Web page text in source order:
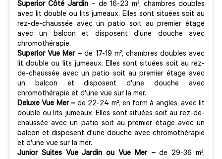
Superior Côté Jardin– de 16-23 m², chambres doubles
avec lit double ou lits jumeaux. Elles sont situées soit au
rez-de-chaussée avec un patio soit au premier étage
avec un balcon et disposent d'une douche avec
chromothérapie.
Superior Vue Mer – de 17-19 m², chambres doubles avec
lit double ou lits jumeaux. Elles sont situées soit au rez-
de-chaussée avec un patio soit au premier étage avec
un balcon et disposent d'une douche avec
chromothérapie et d'une vue sur la mer.
Deluxe Vue Mer –de 22-24 m², en form à angles, avec lit
double ou lits jumeaux. Elles sont situées soit au rez-de-
chaussée avec un patio soit au premier étage avec un
balcon et disposent d'une douche avec chromothérapie
et d'une vue sur la mer.
Junior Suites Vue Jardin ou Vue Mer –de 29-36 m²,